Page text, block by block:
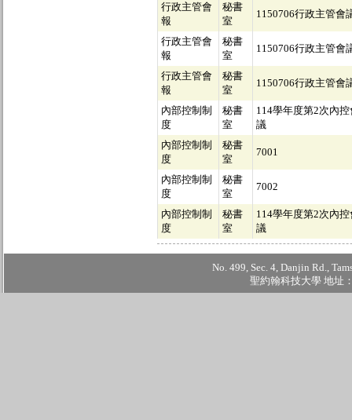
行政主管會
報
秘書
室
1150706行政主管會
行政主管會
報
秘書
室
1150706行政主管會
行政主管會
報
秘書
室
1150706行政主管會
內部控制制
度
秘書
室
114學年度第2次內控
議
內部控制制
度
秘書
室
7001
內部控制制
度
秘書
室
7002
內部控制制
度
秘書
室
114學年度第2次內控
議
No. 499, Sec. 4, Danjin Rd.,
聖約翰科技大學 地址